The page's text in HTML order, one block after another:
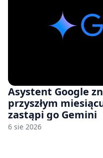
Asystent Google
przyszłym
zastąpi go Gemini
6 sie 2026